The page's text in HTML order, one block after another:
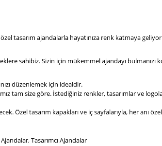
tasarım ajandalarla hayatınıza renk katmaya geliyor!
sahibiz. Sizin için mükemmel ajandayı bulmanızı
düzenlemek için idealdir.
tam size göre. İstediğiniz renkler, tasarımlar ve
Özel tasarım kapakları ve iç sayfalarıyla, her anı
Tasarımcı Ajandalar